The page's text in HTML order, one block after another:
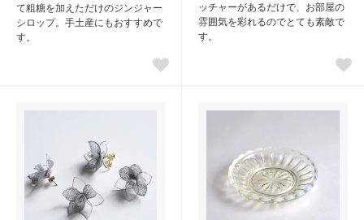
て粗糖を加えただけのジンジャー
シロップ。手土産にもおすすめで
す。
ッチャーがあるだけで、お部屋の
雰囲気を彩れるのでとても素敵で
す。